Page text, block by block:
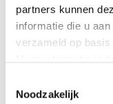
partners kunnen
informatie die u
verzameld op
Noodzakelijk